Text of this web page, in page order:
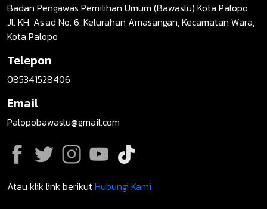
Badan Pengawas Pemilihan Umum (Bawaslu) Kota Palopo
Jl. KH. As'ad No. 6. Kelurahan Amasangan, Kecamatan Wara,
Kota Palopo
Telepon
085341528406
Email
Palopobawaslu@gmail.com
Atau klik link berikutHubungi Kami